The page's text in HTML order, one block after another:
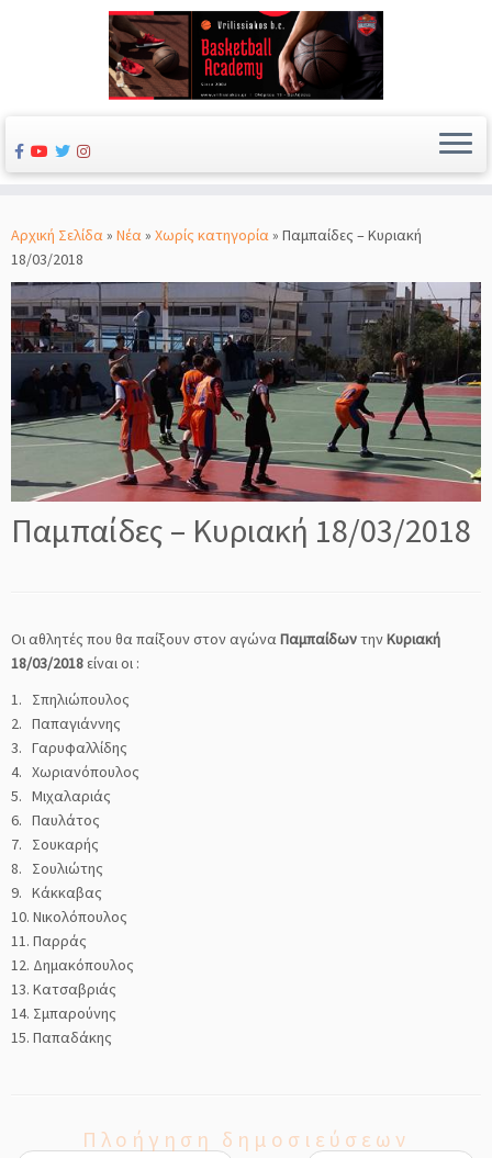
στο
περιεχόμενο
Αρχική Σελίδα» Νέα» Χωρίς κατηγορία» Παμπαίδες – Κυριακή
18/03/2018
Παμπαίδες – Κυριακή 18/03/2018
Οι αθλητές που θα παίξουν στον αγώναΠαμπαίδωντηνΚυριακή
18/03/2018 είναι οι :
1. Σπηλιώπουλος
2. Παπαγιάννης
3. Γαρυφαλλίδης
4. Χωριανόπουλος
5. Μιχαλαριάς
6. Παυλάτος
7. Σουκαρής
8. Σουλιώτης
9. Κάκκαβας
10. Νικολόπουλος
11. Παρράς
12. Δημακόπουλος
13. Κατσαβριάς
14. Σμπαρούνης
15. Παπαδάκης
Πλοήγηση δημοσιεύσεων